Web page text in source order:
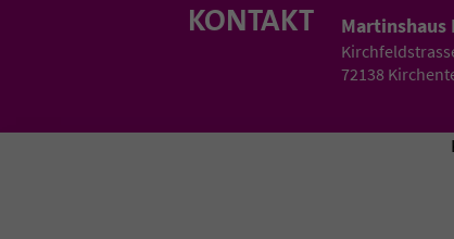
KONTAKT
72138